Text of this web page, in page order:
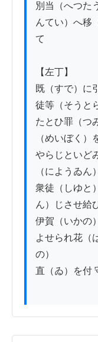
別当（へつた
んてい）へ移
て
【左丁】
既（すで）に
徒等（そうと
たとひ罪（つ
（めいぼく）
やらじといど
（にようゐん
衆徒（しゆと
ん）じさせ給
伊賀（いかの
よせられ花（
の）
直（ゐ）を付